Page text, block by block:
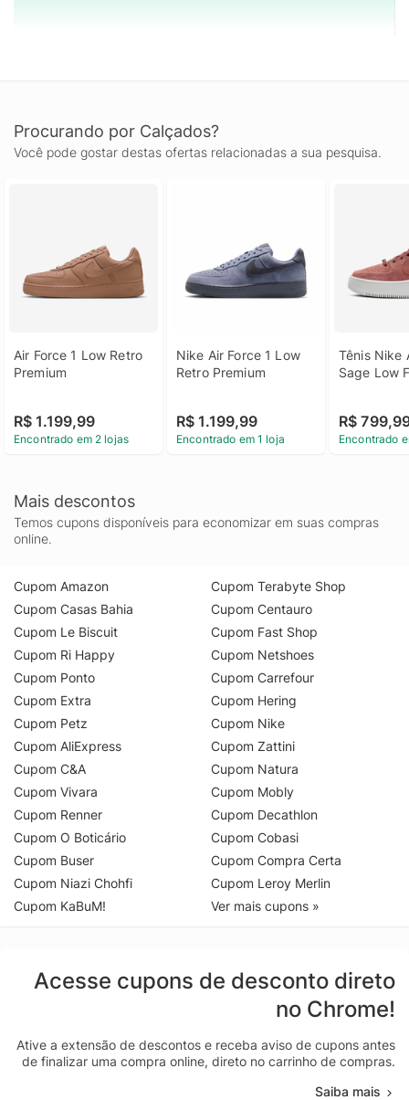
Procurando por Calçados?
Você pode gostar destas ofertas relacionadas a sua pesquisa.
Air Force 1 Low Retro
Premium
R$ 1.199,99
Encontrado em 2 lojas
Nike Air Force 1 Low
Retro Premium
R$ 1.199,99
Encontrado em 1 loja
Tênis Nike
Sage Low
R$
Encontrado
Mais descontos
Temos cupons disponíveis para economizar em suas compras
online.
Cupom Amazon
Cupom Casas Bahia
Cupom Le Biscuit
Cupom Ri Happy
Cupom Ponto
Cupom Extra
Cupom Petz
Cupom AliExpress
Cupom C&A
Cupom Vivara
Cupom Renner
Cupom O Boticário
Cupom Buser
Cupom Niazi Chohfi
Cupom KaBuM!
Cupom Terabyte Shop
Cupom Centauro
Cupom Fast Shop
Cupom Netshoes
Cupom Carrefour
Cupom Hering
Cupom Nike
Cupom Zattini
Cupom Natura
Cupom Mobly
Cupom Decathlon
Cupom Cobasi
Cupom Compra Certa
Cupom Leroy Merlin
Ver mais cupons »
Acesse cupons de desconto direto
no Chrome!
Ative a extensão de descontos e receba aviso de cupons antes
de finalizar uma compra online, direto no carrinho de compras.
Saiba mais